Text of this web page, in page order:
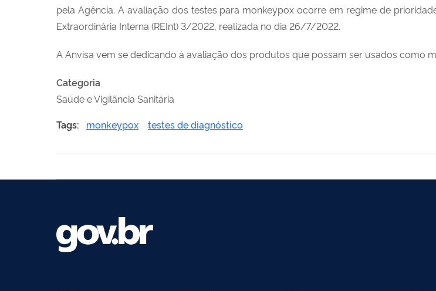
pela Agência. A avaliação dos testes para monkeypox ocorre em regime de
Extraordinária Interna (REInt) 3/2022, realizada no dia 26/7/2022.
A Anvisa vem se dedicando à avaliação dos produtos que possam ser usados como
Categoria
Saúde e Vigilância Sanitária
Tags:
monkeypox testes de diagnóstico